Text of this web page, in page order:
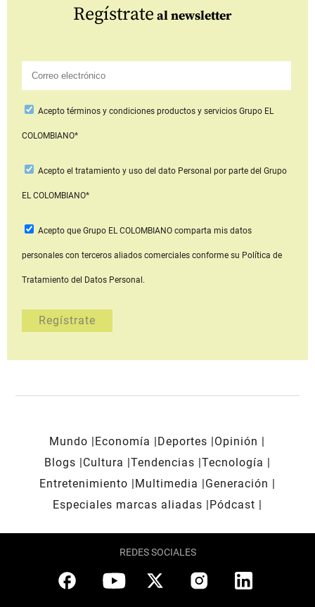
Regístrate al newsletter
Aceptotérminos y condiciones productos y serviciosGrupo EL
COLOMBIANO*
Acepto el tratamiento y uso del dato Personal por parte del Grupo
EL COLOMBIANO*
Acepto que Grupo EL COLOMBIANOcomparta mis datos
personales con terceros aliados comerciales conforme su Política de
Tratamiento del Datos Personal.
Mundo Economía Deportes
Opinión
Blogs
Cultura Tendencias Tecnología
Entretenimiento
Multimedia
Generación
Especiales marcas aliadas
Pódcast
REDES SOCIALES